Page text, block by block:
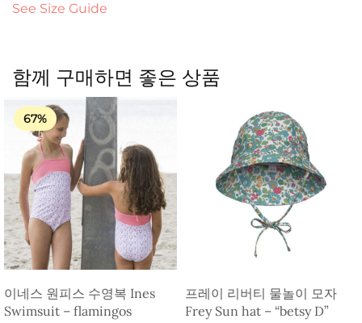
See Size Guide
함께 구매하면 좋은 상품
67%
이네스 원피스 수영복 Ines
Swimsuit – flamingos
프레이 리버티 물놀이 모자
Frey Sun hat – “betsy D”